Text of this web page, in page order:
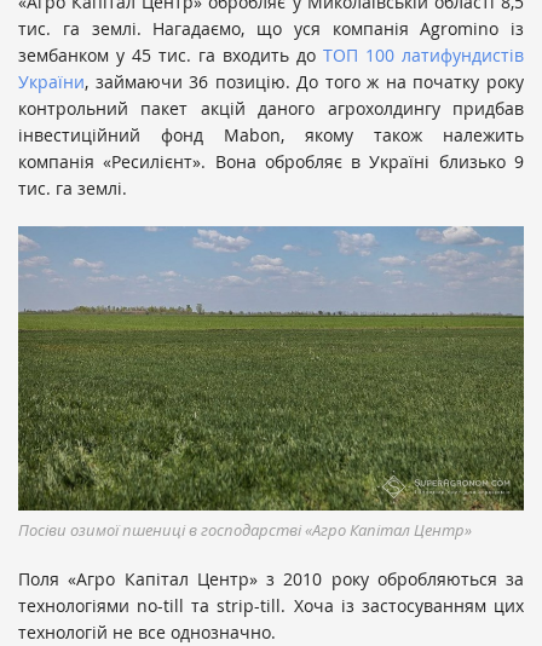
тис. га землі. Нагадаємо, що уся компанія Agromino із
зембанком у 45 тис. га входить до ТОП 100 латифундистів
України, займаючи 36 позицію. До того ж на початку року
контрольний пакет акцій даного агрохолдингу придбав
інвестиційний фонд Mabon, якому також належить
компанія «Ресилієнт». Вона обробляє в Україні близько 9
тис. га землі.
Посіви озимої пшениці в господарстві «Агро Капітал Центр»
Поля «Агро Капітал Центр» з 2010 року обробляються за
технологіями no-till та strip-till. Хоча із застосуванням цих
технологій не все однозначно.